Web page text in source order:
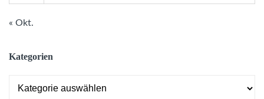
« Okt.
Kategorien